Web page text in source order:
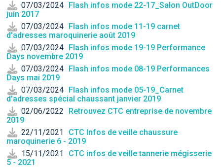
07/03/2024
Flash infos mode 22-17_Salon OutDoor
juin 2017
07/03/2024
Flash infos mode 11-19 carnet
d'adresses maroquinerie août 2019
07/03/2024
Flash infos mode 19-19 Performance
Days novembre 2019
07/03/2024
Flash infos mode 08-19 Performances
Days mai 2019
07/03/2024
Flash infos mode 05-19_Carnet
d'adresses spécial chaussant janvier 2019
02/06/2022
Retrouvez CTC entreprise de novembre
2019
22/11/2021
CTC Infos de veille chaussure
maroquinerie 6 - 2019
15/11/2021
CTC infos de veille tannerie mégisserie
5 - 2021